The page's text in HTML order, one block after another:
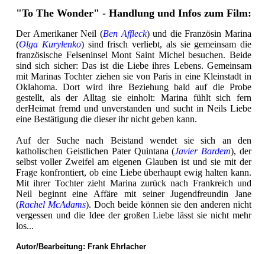
"To The Wonder" - Handlung und Infos zum Film:
Der Amerikaner Neil (Ben Affleck) und die Französin Marina
(Olga Kurylenko) sind frisch verliebt, als sie gemeinsam die
französische Felseninsel Mont Saint Michel besuchen. Beide
sind sich sicher: Das ist die Liebe ihres Lebens. Gemeinsam
mit Marinas Tochter ziehen sie von Paris in eine Kleinstadt in
Oklahoma. Dort wird ihre Beziehung bald auf die Probe
gestellt, als der Alltag sie einholt: Marina fühlt sich fern
derHeimat fremd und unverstanden und sucht in Neils Liebe
eine Bestätigung die dieser ihr nicht geben kann.
Auf der Suche nach Beistand wendet sie sich an den
katholischen Geistlichen Pater Quintana (Javier Bardem), der
selbst voller Zweifel am eigenen Glauben ist und sie mit der
Frage konfrontiert, ob eine Liebe überhaupt ewig halten kann.
Mit ihrer Tochter zieht Marina zurück nach Frankreich und
Neil beginnt eine Affäre mit seiner Jugendfreundin Jane
(Rachel McAdams). Doch beide können sie den anderen nicht
vergessen und die Idee der großen Liebe lässt sie nicht mehr
los...
Autor/Bearbeitung: Frank Ehrlacher